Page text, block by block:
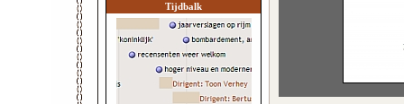
Tijdbalk